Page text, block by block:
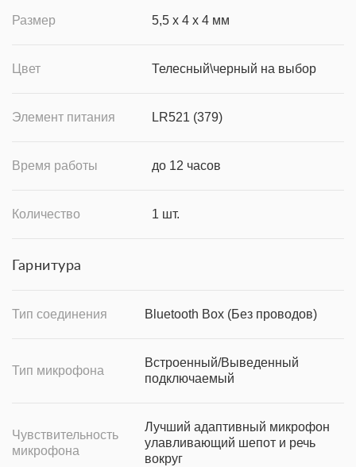
Размер 5,5 х 4 х 4 мм
Цвет Телесный\черный на выбор
Элемент питания LR521 (379)
Время работы до 12 часов
Количество 1 шт.
Гарнитура
Тип соединения Bluetooth Box (Без проводов)
Тип микрофона
Встроенный/Выведенный
подключаемый
Чувствительность
микрофона
Лучший адаптивный микрофон
улавливающий шепот и речь
вокруг